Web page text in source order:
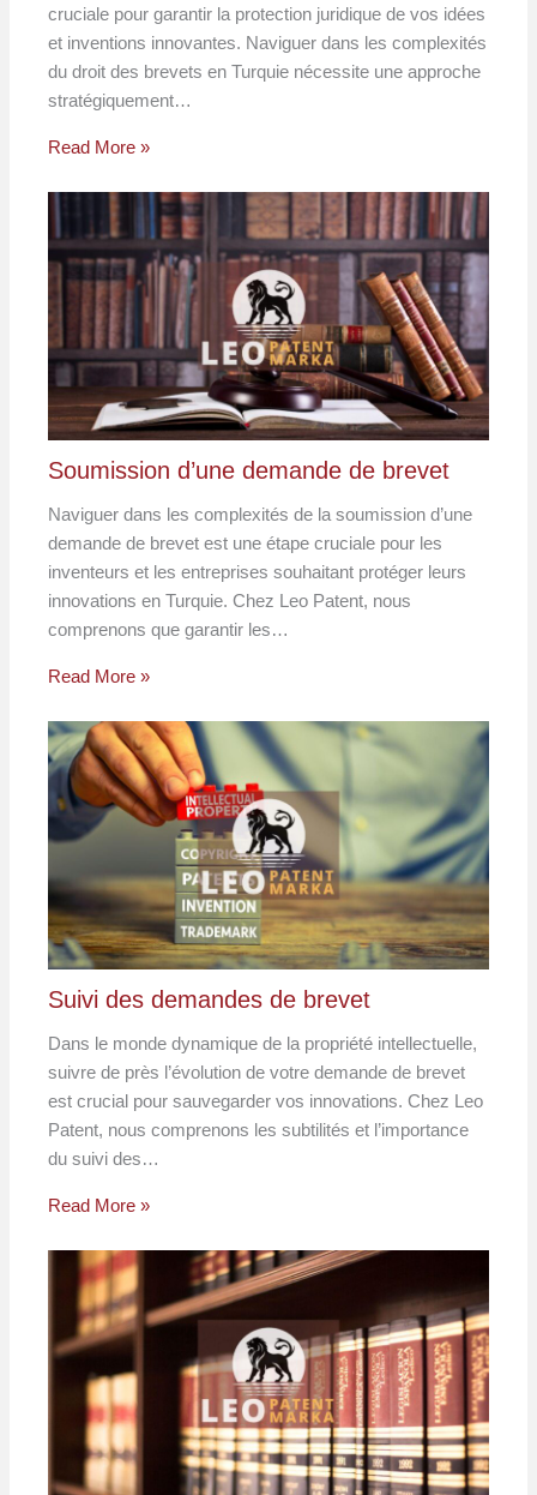
cruciale pour garantir la protection juridique de vos idées
et inventions innovantes. Naviguer dans les complexités
du droit des brevets en Turquie nécessite une approche
stratégiquement…
Read More »
Soumission d’une demande de brevet
Naviguer dans les complexités de la soumission d’une
demande de brevet est une étape cruciale pour les
inventeurs et les entreprises souhaitant protéger leurs
innovations en Turquie. Chez Leo Patent, nous
comprenons que garantir les…
Read More »
Suivi des demandes de brevet
Dans le monde dynamique de la propriété intellectuelle,
suivre de près l’évolution de votre demande de brevet
est crucial pour sauvegarder vos innovations. Chez Leo
Patent, nous comprenons les subtilités et l’importance
du suivi des…
Read More »